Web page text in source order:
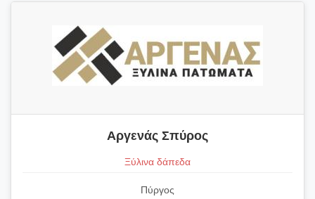
Αργενάς Σπύρος
Ξύλινα δάπεδα
Πύργος